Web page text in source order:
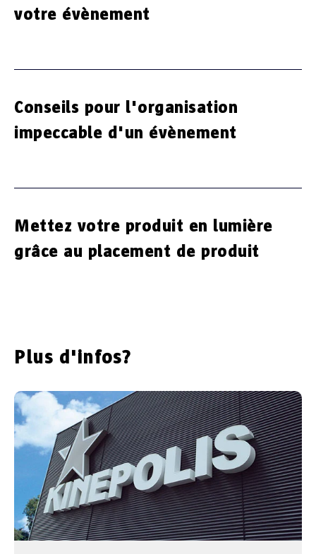
votre évènement
Conseils pour l'organisation
impeccable d'un évènement
Mettez votre produit en lumière
grâce au placement de produit
Plus d'infos?